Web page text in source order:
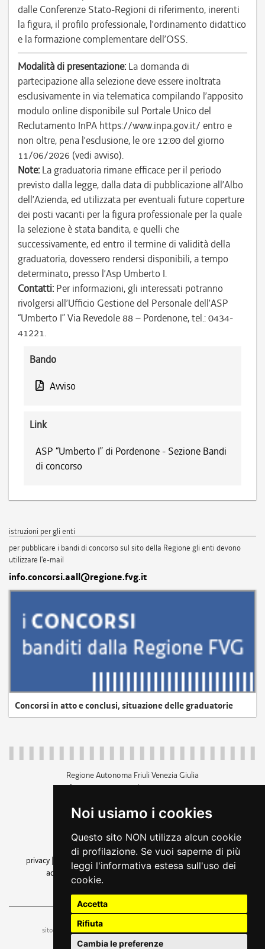
Noi usiamo i cookies
Questo sito NON utilizza alcun cookie
di profilazione. Se vuoi saperne di più
leggi l'informativa estesa sull'uso dei
cookie.
Accetta
Rifiuta
Cambia le preferenze
dalle Conferenze Stato-Regioni di riferimento, inerenti
la figura, il profilo professionale, l’ordinamento didattico
e la formazione complementare dell’OSS.
Modalità di presentazione: La domanda di
partecipazione alla selezione deve essere inoltrata
esclusivamente in via telematica compilando l’apposito
modulo online disponibile sul Portale Unico del
Reclutamento InPA https://www.inpa.gov.it/ entro e
non oltre, pena l’esclusione, le ore 12:00 del giorno
11/06/2026 (vedi avviso).
Note: La graduatoria rimane efficace per il periodo
previsto dalla legge, dalla data di pubblicazione all’Albo
dell’Azienda, ed utilizzata per eventuali future coperture
dei posti vacanti per la figura professionale per la quale
la selezione è stata bandita, e quelli che
successivamente, ed entro il termine di validità della
graduatoria, dovessero rendersi disponibili, a tempo
determinato, presso l’Asp Umberto I.
Contatti: Per informazioni, gli interessati potranno
rivolgersi all’Ufficio Gestione del Personale dell’ASP
“Umberto I” Via Revedole 88 – Pordenone, tel.: 0434-
41221.
Bando
Avviso
Link
ASP “Umberto I” di Pordenone - Sezione Bandi
di concorso
istruzioni per gli enti
per pubblicare i bandi di concorso sul sito della Regione gli enti devono
utilizzare l'e-mail
info.concorsi.aall@regione.fvg.it
Concorsi in atto e conclusi, situazione delle graduatorie
Regione Autonoma Friuli Venezia Giulia
c.f. 80014930327; p.iva 00526040324
+39 040 3771111
amministrazione trasparente
privacy
cookie |note legali accessibilità
dichiarazione di
accessibilità| feedback
cambio preferenze cookie
sito a cura dell'ufficio stampa e comunicazione